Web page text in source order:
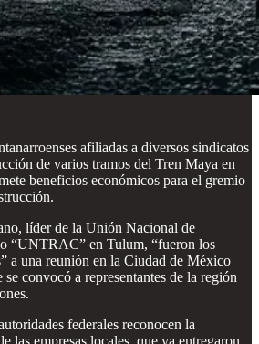
afiliadas a diversos sindicatos
de varios tramos del Tren Maya en
beneficios económicos para el gremio
líder de la Unión Nacional de
“UNTRAC” en Tulum, “fueron los
a una reunión en la Ciudad de México
se convocó a representantes de la región
federales reconocen la
las empresas locales, que ya entregaron